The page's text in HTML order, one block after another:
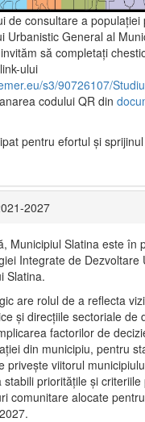
de consultare a populaţiei
Urbanistic General al
să completați
ului
s3/90726107/
codului QR din
pentru efortul şi
2027
Municipiul Slatina este în
Integrate de Dezvoltare
Slatina.
are rolul de a reflecta
și direcțiile sectoriale de
factorilor de
din municipiu, pentru
privește viitorul
prioritățile și criteriile
comunitare alocate